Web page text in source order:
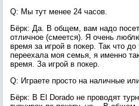
Q: Мы тут менее 24 часов.
Бёрк: Да. В общем, вам надо
отличное (смеется). Я очень
время за игрой в покер. Так что
переехала моя семья, я именно
время. За игрой в покер.
Q: Играете просто на наличные
Бёрк: В El Dorado не проводят